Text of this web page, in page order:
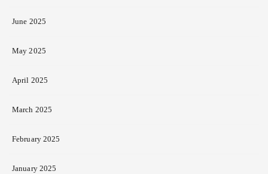
June 2025
May 2025
April 2025
March 2025
February 2025
January 2025